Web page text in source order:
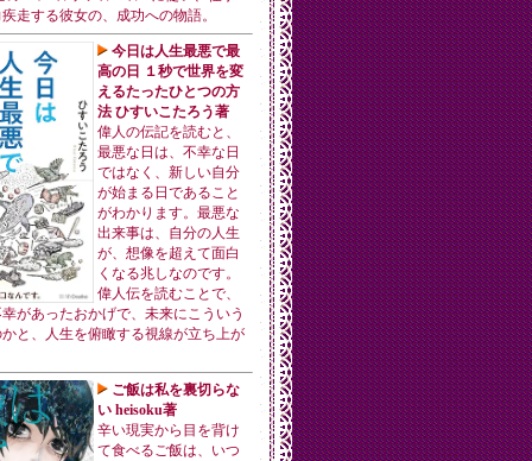
走する彼女の、成功への物語。
今日は人生最悪で最
高の日 １秒で世界を変
えるたったひとつの方
法 ひすいこたろう著
偉人の伝記を読むと、
最悪な日は、不幸な日
ではなく、新しい自分
が始まる日であること
がわかります。最悪な
出来事は、自分の人生
が、想像を超えて面白
くなる兆しなのです。
偉人伝を読むことで、
があったおかげで、未来にこういう
と、人生を俯瞰する視線が立ち上が
ご飯は私を裏切らな
い heisoku著
辛い現実から目を背け
て食べるご飯は、いつ